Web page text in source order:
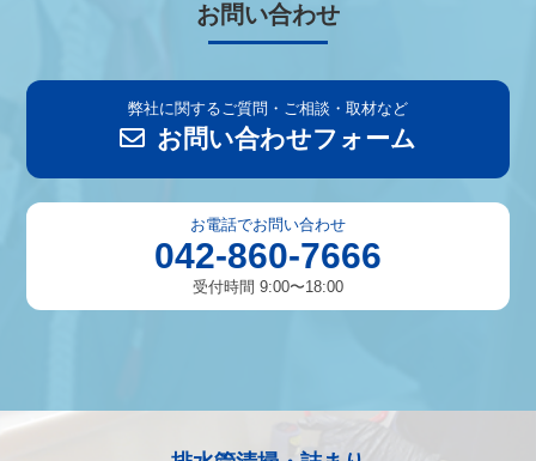
お問い合わせ
弊社に関するご質問・ご相談・取材など
お問い合わせフォーム
お電話でお問い合わせ
042-860-7666
受付時間 9:00〜18:00